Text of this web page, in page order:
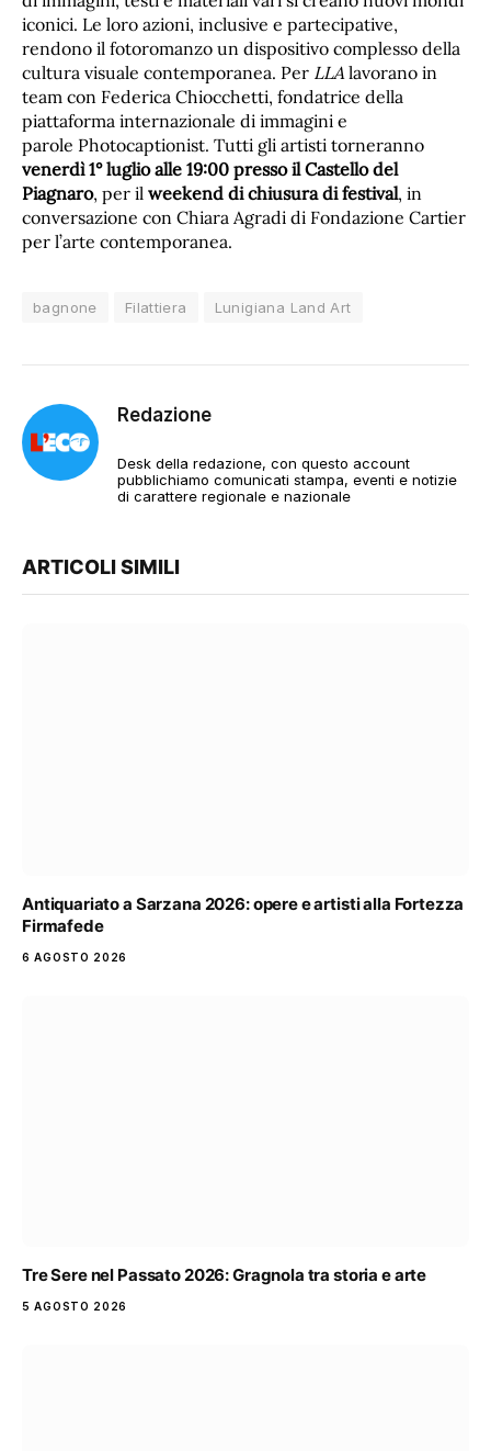
iconici. Le loro azioni, inclusive e partecipative,
rendono il fotoromanzo un dispositivo complesso della
cultura visuale contemporanea. Per LLAlavorano in
team con Federica Chiocchetti, fondatrice della
piattaforma internazionale di immagini e
parole Photocaptionist. Tutti gli artisti torneranno
venerdì 1° luglio alle 19:00 presso il Castello del
Piagnaro, per il weekend di chiusura di festival, in
conversazione con Chiara Agradi di Fondazione Cartier
per l’arte contemporanea.
bagnone Filattiera Lunigiana Land Art
Redazione
Desk della redazione, con questo account
pubblichiamo comunicati stampa, eventi e notizie
di carattere regionale e nazionale
ARTICOLI SIMILI
Antiquariato a Sarzana 2026: opere e artisti alla Fortezza
Firmafede
6 AGOSTO 2026
Tre Sere nel Passato 2026: Gragnola tra storia e arte
5 AGOSTO 2026